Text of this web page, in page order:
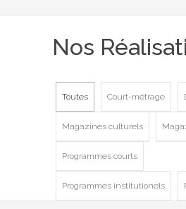
Nos
Toutes Court-métrage
Magazines culturels
Programmes courts
Programmes institutionels